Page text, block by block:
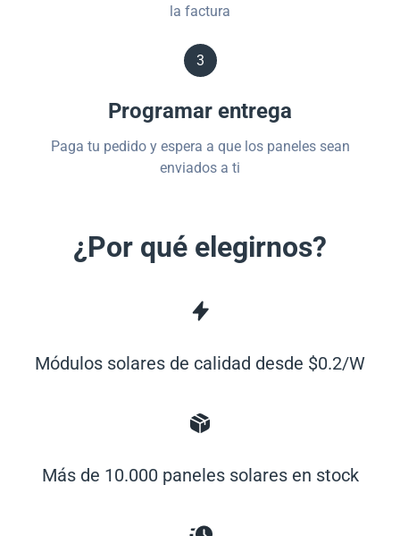
la factura
3
Programar entrega
Paga tu pedido y espera a que los paneles sean
enviados a ti
¿Por qué elegirnos?
Módulos solares de calidad desde $0.2/W
Más de 10.000 paneles solares en stock